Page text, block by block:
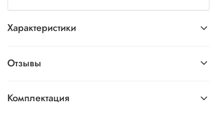
Характеристики
Отзывы
Комплектация